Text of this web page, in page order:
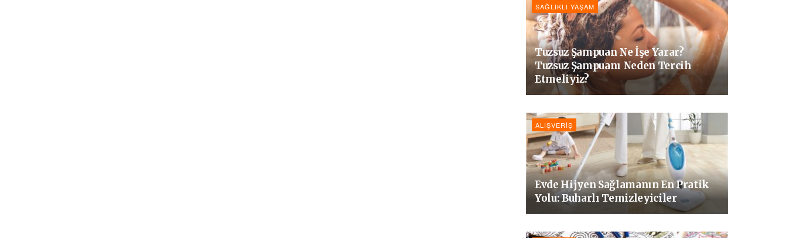
SAĞLIKLI YAŞAM
Tuzsuz Şampuan Ne İşe Yarar?
Tuzsuz Şampuanı Neden Tercih
Etmeliyiz?
ALIŞVERIŞ
Evde Hijyen Sağlamanın En Pratik
Yolu: Buharlı Temizleyiciler